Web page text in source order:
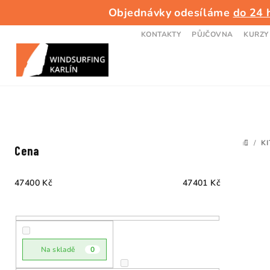
Objednávky odesíláme do 24
KONTAKTY PŮJČOVNA KURZY
DOMŮ
/
Cena
47400 Kč 47401 Kč
Na skladě 0